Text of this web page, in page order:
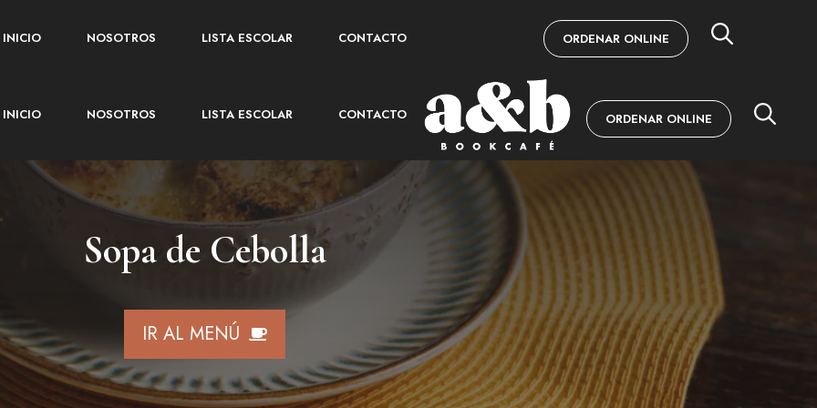
INICIO NOSOTROS LISTA ESCOLAR CONTACTO ORDENAR ONLINE
INICIO NOSOTROS LISTA ESCOLAR CONTACTO ORDENAR ONLINE
Sopa de Cebolla
IR AL MENÚ